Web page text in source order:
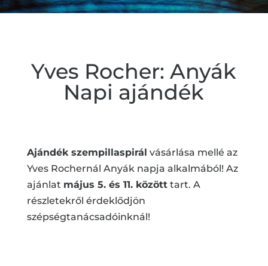
Yves Rocher: Anyák
Napi ajándék
Ajándék szempillaspirál vásárlása mellé az
Yves Rochernál Anyák napja alkalmából! Az
ajánlat május 5. és 11. közötttart. A
részletekről érdeklődjön
szépségtanácsadóinknál!